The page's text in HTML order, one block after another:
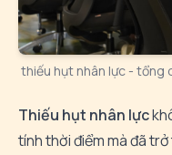
thiếu hụt nhân lực - tổng
Thiếu hụt nhân lực
tính thời điểm mà đã